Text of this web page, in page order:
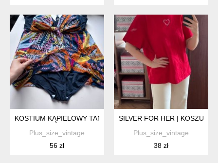
KOSTIUM KĄPIELOWY TANKINI VANTDO 3XL 4XL KOLOROWY
Plus_size_vintage
56 zł
SILVER FOR HER |
Plus_size_vintage
38 zł